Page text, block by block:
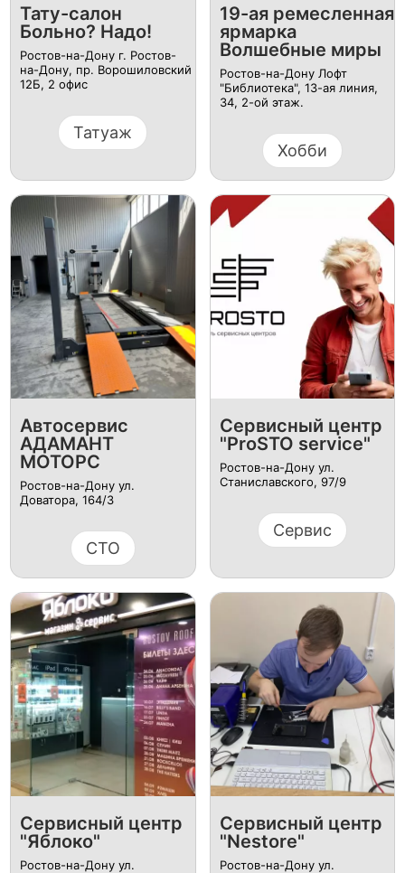
Тату-салон
Больно? Надо!
Ростов-на-Дону г. Ростов-
на-Дону, пр. Ворошиловский
12Б, ​2 офис
Татуаж
19-ая ремесленная
ярмарка
Волшебные миры
Ростов-на-Дону Лофт
"Библиотека", 13-ая линия,
34, 2-ой этаж.
Хобби
Автосервис
АДАМАНТ
МОТОРС
Ростов-на-Дону ул.
Доватора, 164/3
СТО
Сервисный центр
"ProSTO service"
Ростов-на-Дону ул.
Станиславского, 97/9
Сервис
Сервисный центр
"Яблоко"
Ростов-на-Дону ул.
Сервисный центр
"Nestore"
Ростов-на-Дону ул.